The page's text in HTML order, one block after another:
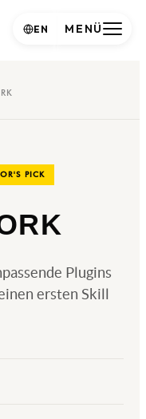
PICK
Plugins
ersten Skill
MENÜ
EN